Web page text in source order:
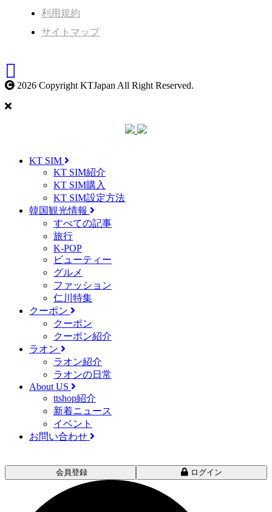
利用規約
サイトマップ
2026 Copyright KTJapan All Right Reserved.
KT SIM
KT SIM紹介
KT SIM購入
KT SIM設定方法
韓国観光情報
すべての記事
旅行
K-POP
ビューティー
グルメ
ファッション
仁川特集
クーポン
クーポン
クーポン紹介
ラオン
ラオン紹介
ラオンの日常
About US
ttshop紹介
新着ニュース
イベント
お問い合わせ
会員登録 ログイン